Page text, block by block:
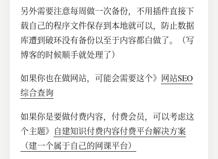
另外需要注意每周做一次备份，不用插件直接下
载自己的程序文件保存到本地就可以，防止数据
库遭到破环没有备份以至于内容都白做了。（写
博客的时候顺手就处理了）
如果你也在做网站，可能会需要这个》 网站SEO
综合查询
如果你是要做付费内容，付费会员，可以考虑这
个主题》 自建知识付费内容付费平台解决方案
（建一个属于自己的网课平台）